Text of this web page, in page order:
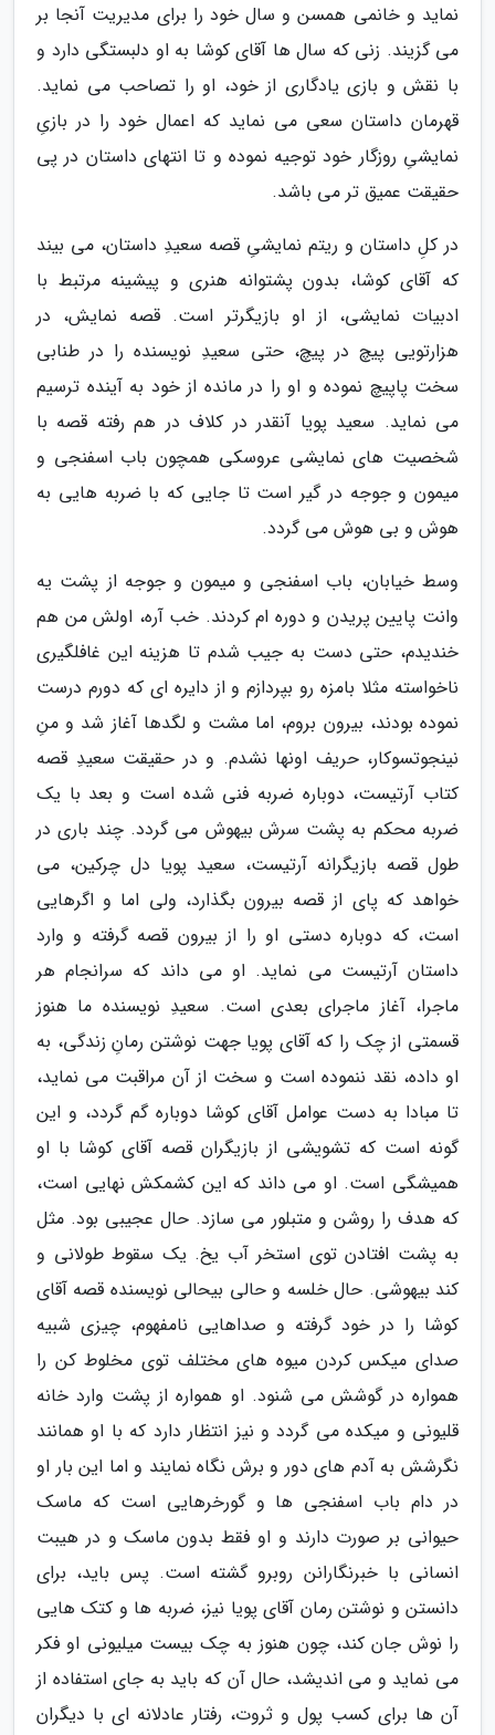
نماید و خانمی همسن و سال خود را برای مدیریت آنجا بر
می گزیند. زنی که سال ها آقای کوشا به او دلبستگی دارد و
با نقش و بازی یادگاری از خود، او را تصاحب می نماید.
قهرمان داستان سعی می نماید که اعمال خود را در بازیِ
نمایشیِ روزگار خود توجیه نموده و تا انتهای داستان در پی
حقیقت عمیق تر می باشد.
در کلِ داستان و ریتم نمایشیِ قصه سعیدِ داستان، می بیند
که آقای کوشا، بدون پشتوانه هنری و پیشینه مرتبط با
ادبیات نمایشی، از او بازیگرتر است. قصه نمایش، در
هزارتویی پیچ در پیچ، حتی سعیدِ نویسنده را در طنابی
سخت پاپیچ نموده و او را در مانده از خود به آینده ترسیم
می نماید. سعید پویا آنقدر در کلاف در هم رفته قصه با
شخصیت های نمایشی عروسکی همچون باب اسفنجی و
میمون و جوجه در گیر است تا جایی که با ضربه هایی به
هوش و بی هوش می گردد.
وسط خیابان، باب اسفنجی و میمون و جوجه از پشت یه
وانت پایین پریدن و دوره ام کردند. خب آره، اولش من هم
خندیدم، حتی دست به جیب شدم تا هزینه این غافلگیری
ناخواسته مثلا بامزه رو بپردازم و از دایره ای که دورم درست
نموده بودند، بیرون بروم، اما مشت و لگدها آغاز شد و منِ
نینجوتسوکار، حریف اونها نشدم. و در حقیقت سعیدِ قصه
کتاب آرتیست، دوباره ضربه فنی شده است و بعد با یک
ضربه محکم به پشت سرش بیهوش می گردد. چند باری در
طول قصه بازیگرانه آرتیست، سعید پویا دل چرکین، می
خواهد که پای از قصه بیرون بگذارد، ولی اما و اگرهایی
است، که دوباره دستی او را از بیرون قصه گرفته و وارد
داستان آرتیست می نماید. او می داند که سرانجام هر
ماجرا، آغاز ماجرای بعدی است. سعیدِ نویسنده ما هنوز
قسمتی از چک را که آقای پویا جهت نوشتن رمانِ زندگی، به
او داده، نقد ننموده است و سخت از آن مراقبت می نماید،
تا مبادا به دست عوامل آقای کوشا دوباره گم گردد، و این
گونه است که تشویشی از بازیگران قصه آقای کوشا با او
همیشگی است. او می داند که این کشمکش نهایی است،
که هدف را روشن و متبلور می سازد. حال عجیبی بود. مثل
به پشت افتادن توی استخر آب یخ. یک سقوط طولانی و
کند بیهوشی. حال خلسه و حالی بیحالی نویسنده قصه آقای
کوشا را در خود گرفته و صداهایی نامفهوم، چیزی شبیه
صدای میکس کردن میوه های مختلف توی مخلوط کن را
همواره در گوشش می شنود. او همواره از پشت وارد خانه
قلیونی و میکده می گردد و نیز انتظار دارد که با او همانند
نگرشش به آدم های دور و برش نگاه نمایند و اما این بار او
در دام باب اسفنجی ها و گورخرهایی است که ماسک
حیوانی بر صورت دارند و او فقط بدون ماسک و در هیبت
انسانی با خبرنگارانن روبرو گشته است. پس باید، برای
دانستن و نوشتن رمان آقای پویا نیز، ضربه ها و کتک هایی
را نوش جان کند، چون هنوز به چک بیست میلیونی او فکر
می نماید و می اندیشد، حال آن که باید به جای استفاده از
آن ها برای کسب پول و ثروت، رفتار عادلانه ای با دیگران